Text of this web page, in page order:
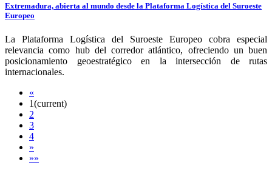
Extremadura, abierta al mundo desde la Plataforma Logística del Suroeste
Europeo
La Plataforma Logística del Suroeste Europeo cobra especial
relevancia como hub del corredor atlántico, ofreciendo un buen
posicionamiento geoestratégico en la intersección de rutas
internacionales.
«
1(current)
2
3
4
»
»»